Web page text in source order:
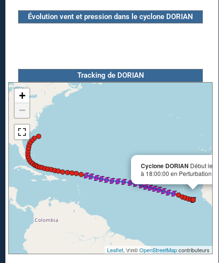
Évolution vent et pression dans le cyclone DORIAN
Tracking de DORIAN
Cyclone DORIAN Début le
à 18:00:00 en Perturbation.
+
−
Leaflet, \r\n©OpenStreetMapcontributeurs